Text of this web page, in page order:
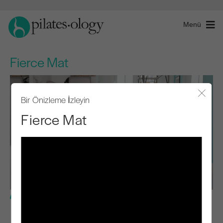
Menü
Fierce Mat
Bir Önizleme İzleyin
Fierce Mat